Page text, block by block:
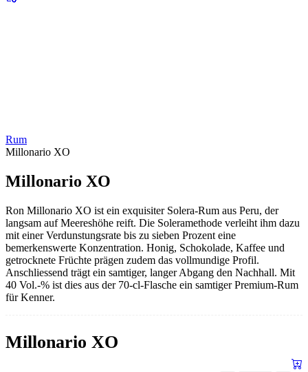
Rum
Millonario XO
Millonario XO
Ron Millonario XO ist ein exquisiter Solera-Rum aus Peru, der
langsam auf Meereshöhe reift. Die Soleramethode verleiht ihm dazu
mit einer Verdunstungsrate bis zu sieben Prozent eine
bemerkenswerte Konzentration. Honig, Schokolade, Kaffee und
getrocknete Früchte prägen zudem das vollmundige Profil.
Anschliessend trägt ein samtiger, langer Abgang den Nachhall. Mit
40 Vol.-% ist dies aus der 70-cl-Flasche ein samtiger Premium-Rum
für Kenner.
Millonario XO